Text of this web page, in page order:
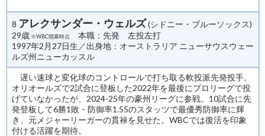
8 アレクサンダー・ウェルズ(シドニー・ブルーソックス)
29歳 ※WBC開幕時点
本職：先発 左投左打
1997年2月27日生／出身地：オーストラリア ニューサウスウェー
ルズ州ニューカッスル
遅い速球と変化球のコントロールで打ち取る軟投派先発投手。
オリオールズで2試合に登板した2022年を最後にプロリーグで投
げていなかったが、2024-25年の豪州リーグに参戦。10試合に先
発登板して6勝1敗・防御率1.55のスタッツで最優秀防御率に輝
き、元メジャーリーガーの貫禄を見せた。WBCでは復活を印象
付ける活躍を期待。